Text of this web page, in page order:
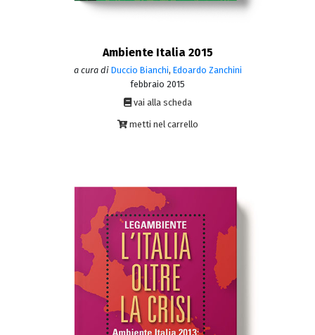
Ambiente Italia 2015
a cura di Duccio Bianchi, Edoardo Zanchini
febbraio 2015
vai alla scheda
metti nel carrello